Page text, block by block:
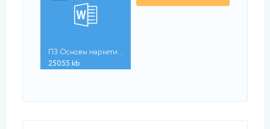
ПЗ Основы маркетинга...
25055.kb